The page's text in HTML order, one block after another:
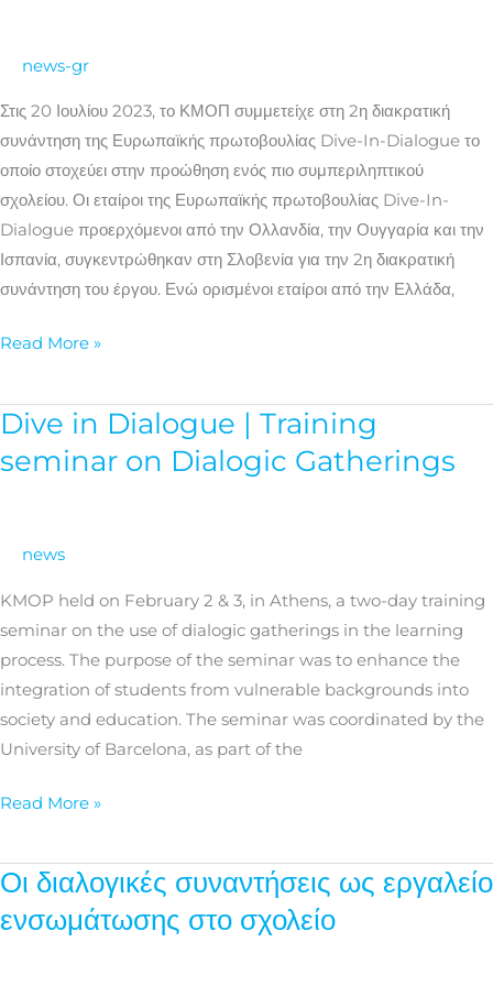
news-gr
Στις 20 Ιουλίου 2023, το ΚΜΟΠ συμμετείχε στη 2η διακρατική
συνάντηση της Ευρωπαϊκής πρωτοβουλίας Dive-In-Dialogue το
οποίο στοχεύει στην προώθηση ενός πιο συμπεριληπτικού
σχολείου. Οι εταίροι της Ευρωπαϊκής πρωτοβουλίας Dive-In-
Dialogue προερχόμενοι από την Ολλανδία, την Ουγγαρία και την
Ισπανία, συγκεντρώθηκαν στη Σλοβενία για την 2η διακρατική
συνάντηση του έργου. Ενώ ορισμένοι εταίροι από την Ελλάδα,
ένα
Read More »
Dive in Dialogue | Training
seminar on Dialogic Gatherings
news
KMOP held on February 2 & 3, in Athens, a two-day training
seminar on the use of dialogic gatherings in the learning
process. The purpose of the seminar was to enhance the
integration of students from vulnerable backgrounds into
society and education. The seminar was coordinated by the
University of Barcelona, as part of the
Dive
Dialogue
seminar
on
Dialogic
Gatherings
Read More »
Οι διαλογικές συναντήσεις ως εργαλείο
ενσωμάτωσης στο σχολείο
Οι
συναντήσεις